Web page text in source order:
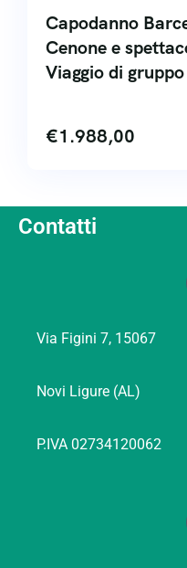
Capodanno
Cenone e
Viaggio di
€1.988,00
Contatti
Via Figini 7, 15067
Novi Ligure (AL)
P.IVA 02734120062